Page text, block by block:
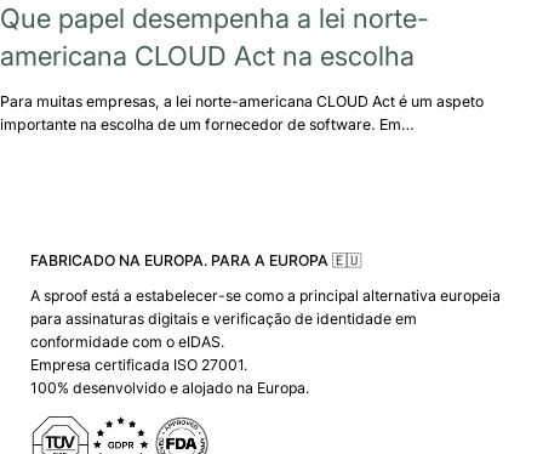
Que papel desempenha a lei norte-
americana CLOUD Act na escolha
Para muitas empresas, a lei norte-americana CLOUD Act é um aspeto
importante na escolha de um fornecedor de software. Em…
FABRICADO NA EUROPA. PARA A EUROPA 🇪🇺
A sproof está a estabelecer-se como a principal alternativa europeia
para assinaturas digitais e verificação de identidade em
conformidade com o eIDAS.
Empresa certificada ISO 27001.
100% desenvolvido e alojado na Europa.